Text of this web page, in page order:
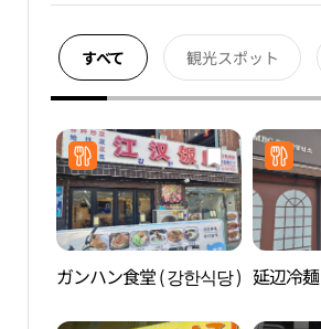
すべて 観光スポット
ガンハン食堂 ( 강한식당 ) 延辺冷